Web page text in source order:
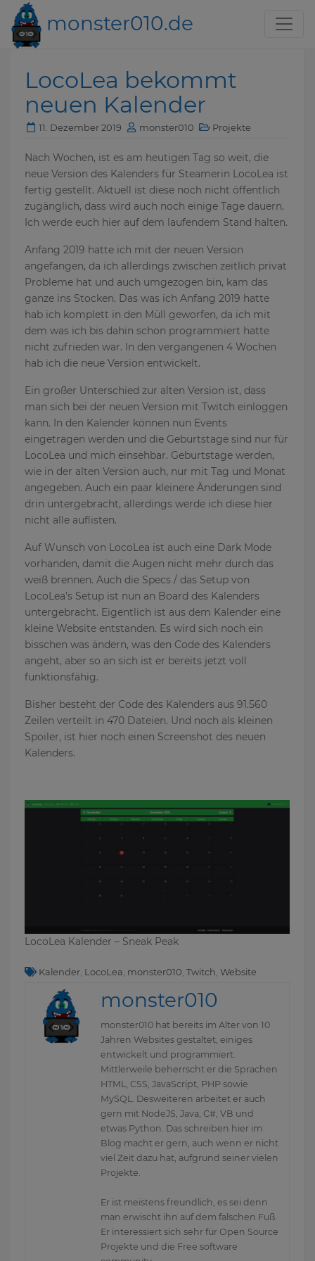
monster010.de
LocoLea bekommt
neuen Kalender
11. Dezember 2019 monster010 Projekte
Nach Wochen, ist es am heutigen Tag so weit, die
neue Version des Kalenders für Steamerin LocoLea ist
fertig gestellt. Aktuell ist diese noch nicht öffentlich
zugänglich, dass wird auch noch einige Tage dauern.
Ich werde euch hier auf dem laufendem Stand halten.
Anfang 2019 hatte ich mit der neuen Version
angefangen, da ich allerdings zwischen zeitlich privat
Probleme hat und auch umgezogen bin, kam das
ganze ins Stocken. Das was ich Anfang 2019 hatte
hab ich komplett in den Müll geworfen, da ich mit
dem was ich bis dahin schon programmiert hatte
nicht zufrieden war. In den vergangenen 4 Wochen
hab ich die neue Version entwickelt.
Ein großer Unterschied zur alten Version ist, dass
man sich bei der neuen Version mit Twitch einloggen
kann. In den Kalender können nun Events
eingetragen werden und die Geburtstage sind nur für
LocoLea und mich einsehbar. Geburtstage werden,
wie in der alten Version auch, nur mit Tag und Monat
angegeben. Auch ein paar kleinere Änderungen sind
drin untergebracht, allerdings werde ich diese hier
nicht alle auflisten.
Auf Wunsch von LocoLea ist auch eine Dark Mode
vorhanden, damit die Augen nicht mehr durch das
weiß brennen. Auch die Specs / das Setup von
LocoLea’s Setup ist nun an Board des Kalenders
untergebracht. Eigentlich ist aus dem Kalender eine
kleine Website entstanden. Es wird sich noch ein
bisschen was ändern, was den Code des Kalenders
angeht, aber so an sich ist er bereits jetzt voll
funktionsfähig.
Bisher besteht der Code des Kalenders aus 91.560
Zeilen verteilt in 470 Dateien. Und noch als kleinen
Spoiler, ist hier noch einen Screenshot des neuen
Kalenders.
LocoLea Kalender – Sneak Peak
Kalender, LocoLea monster010 Twitch Website
monster010
monster010 hat bereits im Alter von 10
Jahren Websites gestaltet, einiges
entwickelt und programmiert.
Mittlerweile beherrscht er die Sprachen
HTML, CSS, JavaScript, PHP sowie
MySQL. Desweiteren arbeitet er auch
gern mit NodeJS, Java, C#, VB und
etwas Python. Das schreiben hier im
Blog macht er gern, auch wenn er nicht
viel Zeit dazu hat, aufgrund seiner vielen
Projekte.
Er ist meistens freundlich, es sei denn
man erwischt ihn auf dem falschen Fuß.
Er interessiert sich sehr für Open Source
Projekte und die Free software